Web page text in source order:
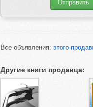
Все объявления: этого
Другие книги продавца: